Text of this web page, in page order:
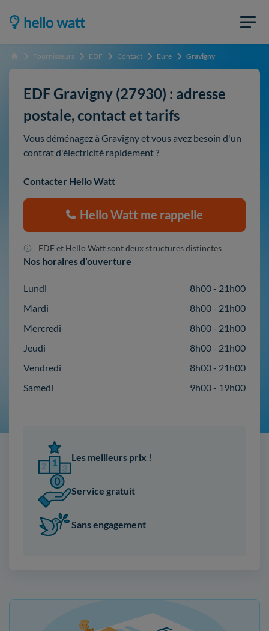
Accueil Fournisseurs EDF Contact Eure Gravigny
EDF Gravigny (27930) : adresse
postale, contact et tarifs
Vous déménagez à Gravigny et vous avez besoin d'un
contrat d'électricité rapidement ?
Contacter Hello Watt
Hello Watt me rappelle
EDF et Hello Watt sont deux structures distinctes
Nos horaires d’ouverture
Lundi
8h00 - 21h00
Mardi
8h00 - 21h00
Mercredi
8h00 - 21h00
Jeudi
8h00 - 21h00
Vendredi
8h00 - 21h00
Samedi
9h00 - 19h00
Les meilleurs prix !
Service gratuit
Sans engagement